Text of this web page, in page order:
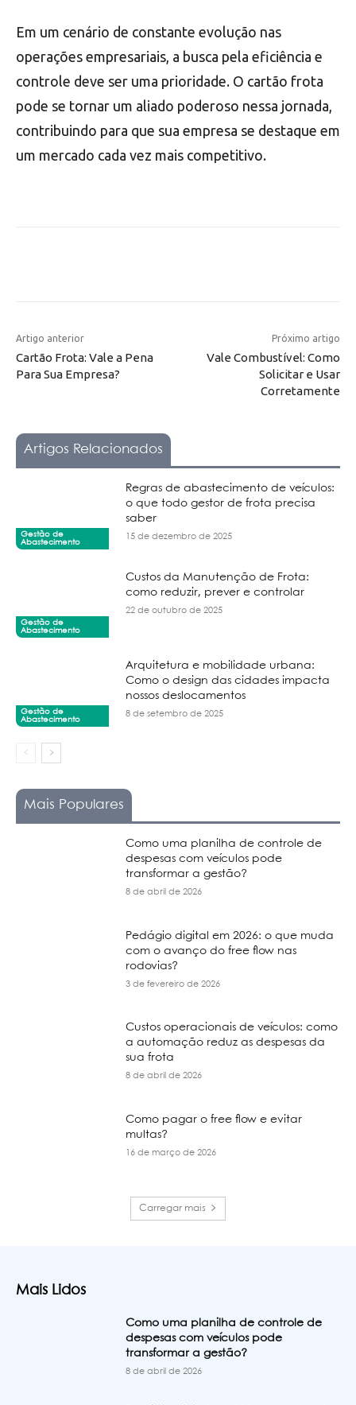
Em um cenário de constante evolução nas
operações empresariais, a busca pela eficiência e
controle deve ser uma prioridade. O cartão frota
pode se tornar um aliado poderoso nessa jornada,
contribuindo para que sua empresa se destaque em
um mercado cada vez mais competitivo.
Artigo anterior
Cartão Frota: Vale a Pena
Para Sua Empresa?
Próximo artigo
Vale Combustível: Como
Solicitar e Usar
Corretamente
Artigos Relacionados
Gestão de
Abastecimento
Regras de abastecimento de veículos:
o que todo gestor de frota precisa
saber
15 de dezembro de 2025
Gestão de
Abastecimento
Custos da Manutenção de Frota:
como reduzir, prever e controlar
22 de outubro de 2025
Gestão de
Abastecimento
Arquitetura e mobilidade urbana:
Como o design das cidades impacta
nossos deslocamentos
8 de setembro de 2025
Mais Populares
Como uma planilha de controle de
despesas com veículos pode
transformar a gestão?
8 de abril de 2026
Pedágio digital em 2026: o que muda
com o avanço do free flow nas
rodovias?
3 de fevereiro de 2026
Custos operacionais de veículos: como
a automação reduz as despesas da
sua frota
8 de abril de 2026
Como pagar o free flow e evitar
multas?
16 de março de 2026
Carregar mais
Mais Lidos
Como uma planilha de controle de
despesas com veículos pode
transformar a gestão?
8 de abril de 2026